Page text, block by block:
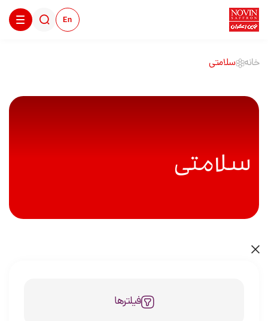
En
خانه سلامتی
سلامتی
فیلترها